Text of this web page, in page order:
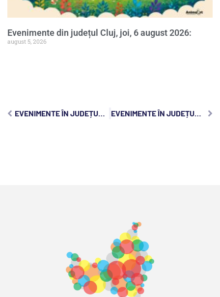
Evenimente din județul Cluj, joi, 6 august 2026:
august 5, 2026
EVENIMENTE ÎN JUDEȚUL CLUJ, MARȚI, 20 SEPTEMBRIE 2022: EVENIMENTE ÎN JUDEȚUL CLUJ, VINERI, 23 SEPTEMBRIE 2022: